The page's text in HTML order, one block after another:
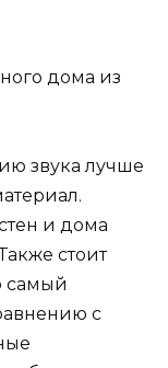
дома из
звука лучше
и дома
стоит
самый
с